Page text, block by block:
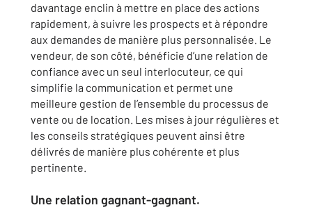
davantage enclin à mettre en place des actions
rapidement, à suivre les prospects et à répondre
aux demandes de manière plus personnalisée. Le
vendeur, de son côté, bénéficie d’une relation de
confiance avec un seul interlocuteur, ce qui
simplifie la communication et permet une
meilleure gestion de l’ensemble du processus de
vente ou de location. Les mises à jour régulières et
les conseils stratégiques peuvent ainsi être
délivrés de manière plus cohérente et plus
pertinente.
Une relation gagnant-gagnant.